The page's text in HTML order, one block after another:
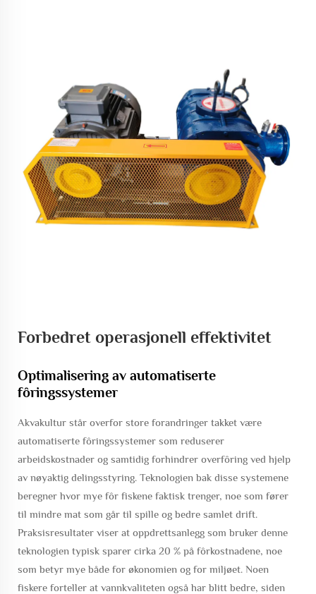
Forbedret operasjonell effektivitet
Optimalisering av automatiserte
fôringssystemer
Akvakultur står overfor store forandringer takket være
automatiserte fôringssystemer som reduserer
arbeidskostnader og samtidig forhindrer overfôring ved hjelp
av nøyaktig delingsstyring. Teknologien bak disse systemene
beregner hvor mye fôr fiskene faktisk trenger, noe som fører
til mindre mat som går til spille og bedre samlet drift.
Praksisresultater viser at oppdrettsanlegg som bruker denne
teknologien typisk sparer cirka 20 % på fôrkostnadene, noe
som betyr mye både for økonomien og for miljøet. Noen
fiskere forteller at vannkvaliteten også har blitt bedre, siden